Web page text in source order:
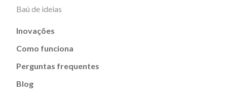
Baú de ideias
Inovações
Como funciona
Perguntas frequentes
Blog